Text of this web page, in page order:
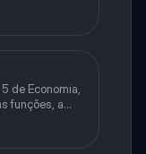
de Economia,
funções, a
IPC,
da moeda.